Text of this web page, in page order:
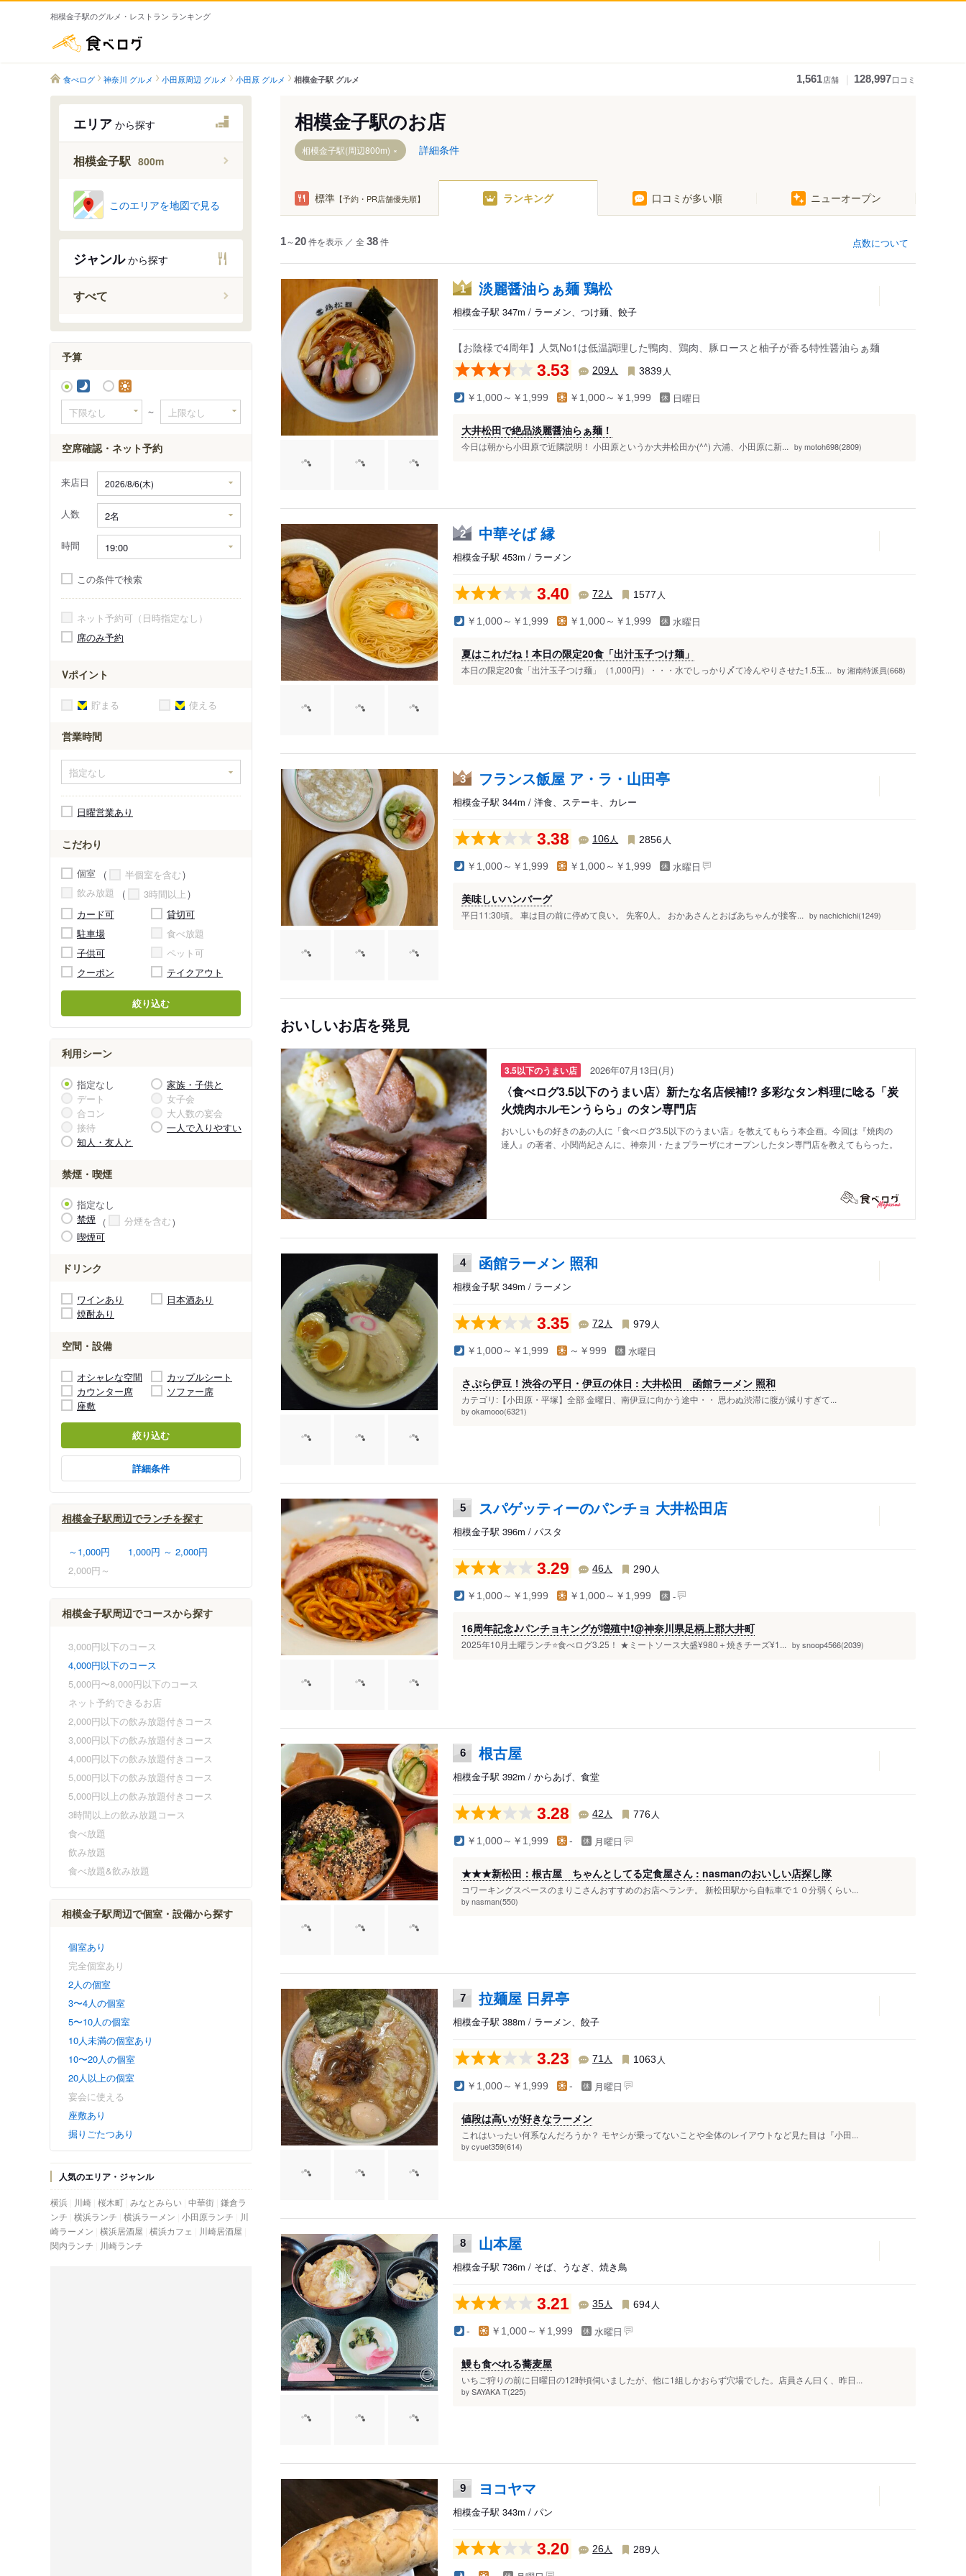
相模金子駅のグルメ・レストラン ランキング
食べログ 神奈川 グルメ 小田原周辺 グルメ 小田原 グルメ 相模金子駅 グルメ 1,561店舗 128,997口コミ
エリア から探す
相模金子駅 800m
このエリアを地図で見る
ジャンルから探す
すべて
予算
～
空席確認・ネット予約
来店日
人数
時間
この条件で検索
ネット予約可（日時指定なし）
席のみ予約
Vポイント
貯まる 使える
営業時間
日曜営業あり
こだわり
個室
半個室を含む
飲み放題
3時間以上
カード可
貸切可
駐車場
食べ放題
子供可
ペット可
クーポン
テイクアウト
絞り込む
利用シーン
指定なし
家族・子供と
デート
女子会
合コン
大人数の宴会
接待
一人で入りやすい
知人・友人と
禁煙・喫煙
指定なし
禁煙
分煙を含む
喫煙可
ドリンク
ワインあり
日本酒あり
焼酎あり
空間・設備
オシャレな空間
カップルシート
カウンター席
ソファー席
座敷
絞り込む
詳細条件
相模金子駅周辺でランチを探す
～1,000円
1,000円 ～ 2,000円
2,000円～
相模金子駅周辺でコースから探す
3,000円以下のコース
4,000円以下のコース
5,000円〜8,000円以下のコース
ネット予約できるお店
2,000円以下の飲み放題付きコース
3,000円以下の飲み放題付きコース
4,000円以下の飲み放題付きコース
5,000円以下の飲み放題付きコース
5,000円以上の飲み放題付きコース
3時間以上の飲み放題コース
食べ放題
飲み放題
食べ放題&飲み放題
相模金子駅周辺で個室・設備から探す
個室あり
完全個室あり
2人の個室
3〜4人の個室
5〜10人の個室
10人未満の個室あり
10〜20人の個室
20人以上の個室
宴会に使える
座敷あり
掘りごたつあり
人気のエリア・ジャンル
横浜 川崎 桜木町 みなとみらい 中華街 鎌倉ラ
ンチ 横浜ランチ 横浜ラーメン 小田原ランチ
川
崎ラーメン 横浜居酒屋 横浜カフェ
川崎居酒屋
関内ランチ
川崎ランチ
相模金子駅のお店
相模金子駅(周辺800m) 詳細条件
標準【予約・PR店舗優先順】 ランキング 口コミが多い順 ニューオープン
点数について
1～20件を表示 ／ 全 38件
1 淡麗醤油らぁ麺 鶏松
相模金子駅 347m / ラーメン、つけ麺、餃子
【お陰様で4周年】人気No1は低温調理した鴨肉、鶏肉、豚ロースと柚子が香る特性醤油らぁ麺
3.53 209人 3839 人
￥1,000～￥1,999 ￥1,000～￥1,999 日曜日
大井松田で絶品淡麗醤油らぁ麺！
今日は朝から小田原で近隣説明！ 小田原というか大井松田か(^^) 六浦、小田原に新... by motoh698(2809)
2 中華そば 縁
相模金子駅 453m / ラーメン
3.40 72 人 1577 人
￥1,000～￥1,999 ￥1,000～￥1,999 水曜日
夏はこれだね！本日の限定20食「出汁玉子つけ麺」
本日の限定20食「出汁玉子つけ麺」（1,000円）・・・水でしっかり〆て冷んやりさせた1.5玉... by 湘南特派員(668)
3 フランス飯屋 ア・ラ・山田亭
相模金子駅 344m / 洋食、ステーキ、カレー
3.38 106人 2856 人
￥1,000～￥1,999 ￥1,000～￥1,999 水曜日
美味しいハンバーグ
平日11:30頃。 車は目の前に停めて良い。 先客0人。 おかあさんとおばあちゃんが接客... by nachichichi(1249)
おいしいお店を発見
3.5以下のうまい店 2026年07月13日(月)
〈食べログ3.5以下のうまい店〉新たな名店候補!? 多彩なタン料理に唸る「炭
火焼肉ホルモンうらら」のタン専門店
おいしいもの好きのあの人に「食べログ3.5以下のうまい店」を教えてもらう本企画。今回は『焼肉の
達人』の著者、小関尚紀さんに、神奈川・たまプラーザにオープンしたタン専門店を教えてもらった。
4 函館ラーメン 照和
相模金子駅 349m / ラーメン
3.35 72 人 979 人
￥1,000～￥1,999 ～￥999 水曜日
さぷら伊豆！渋谷の平日・伊豆の休日 : 大井松田 函館ラーメン 照和
カテゴリ:【小田原・平塚】全部 金曜日、南伊豆に向かう途中・・ 思わぬ渋滞に腹が減りすぎて...
by okamooo(6321)
5 スパゲッティーのパンチョ 大井松田店
相模金子駅 396m / パスタ
3.29 46人 290 人
￥1,000～￥1,999 ￥1,000～￥1,999 -
16周年記念♪パンチョキングが増殖中❗️@神奈川県足柄上郡大井町
2025年10月土曜ランチ⭐️食べログ3.25！ ★ミートソース大盛¥980＋焼きチーズ¥1... by snoop4566(2039)
6 根古屋
相模金子駅 392m / からあげ、食堂
3.28 42 人 776 人
￥1,000～￥1,999 - 月曜日
★★★新松田：根古屋 ちゃんとしてる定食屋さん : nasmanのおいしい店探し隊
コワーキングスペースのまりこさんおすすめのお店へランチ。 新松田駅から自転車で１０分弱くらい...
by nasman(550)
7 拉麺屋 日昇亭
相模金子駅 388m / ラーメン、餃子
3.23 71 人 1063 人
￥1,000～￥1,999 - 月曜日
値段は高いが好きなラーメン
これはいったい何系なんだろうか？ モヤシが乗ってないことや全体のレイアウトなど見た目は『小田...
by cyuet359(614)
8 山本屋
相模金子駅 736m / そば、うなぎ、焼き鳥
3.21 35人 694 人
- ￥1,000～￥1,999 水曜日
鰻も食べれる蕎麦屋
いちご狩りの前に日曜日の12時頃伺いましたが、他に1組しかおらず穴場でした。店員さん曰く、昨日...
by SAYAKA T(225)
9 ヨコヤマ
相模金子駅 343m / パン
3.20 26人 289 人